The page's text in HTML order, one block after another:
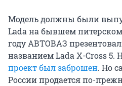
Модель должны были
Lada на бывшем питерском
году АВТОВАЗ
названием Lada X-Cross 5.
проект был заброшен. Но
России продается по-